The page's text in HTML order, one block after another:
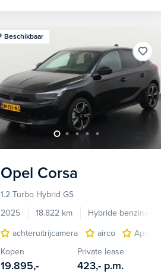
Beschikbaar
Opel Corsa
1.2 Turbo Hybrid GS
2025
18.822 km Hybride benzine
achteruitrijcamera
airco Apple
Kopen
19.895,-
Private lease
423,- p.m.